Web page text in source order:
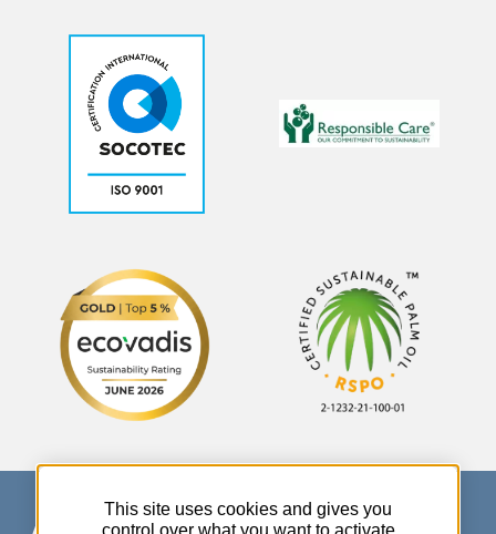
This site uses cookies and gives you
control over what you want to activate